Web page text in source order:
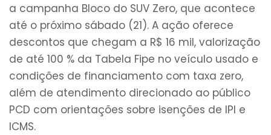
a campanha Bloco do SUV Zero, que acontece
até o próximo sábado (21). A ação oferece
descontos que chegam a R$ 16 mil, valorização
de até 100 % da Tabela Fipe no veículo usado e
condições de financiamento com taxa zero,
além de atendimento direcionado ao público
PCD com orientações sobre isenções de IPI e
ICMS.